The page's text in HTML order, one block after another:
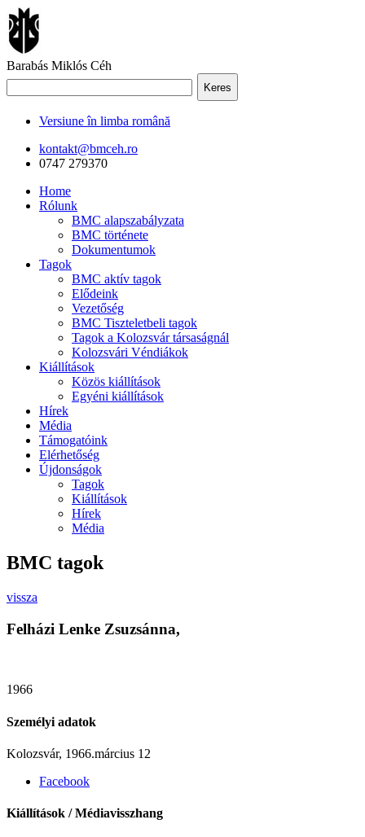
Barabás Miklós Céh
Keres
Versiune în limba română
kontakt@bmceh.ro
0747 279370
Home
Rólunk
BMC alapszabályzata
BMC története
Dokumentumok
Tagok
BMC aktív tagok
Elődeink
Vezetőség
BMC Tiszteletbeli tagok
Tagok a Kolozsvár társaságnál
Kolozsvári Véndiákok
Kiállítások
Közös kiállítások
Egyéni kiállítások
Hírek
Média
Támogatóink
Elérhetőség
Újdonságok
Tagok
Kiállítások
Hírek
Média
BMC tagok
vissza
Felházi Lenke Zsuzsánna,
1966
Személyi adatok
Kolozsvár, 1966.március 12
Facebook
Kiállítások / Médiavisszhang